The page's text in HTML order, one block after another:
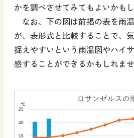
かを調べさせてみてもよいかもし
なお、下の図は前掲の表を雨
が、表形式と比較することで、
捉えやすいという雨温図やハイ
感することができるかもしれませ